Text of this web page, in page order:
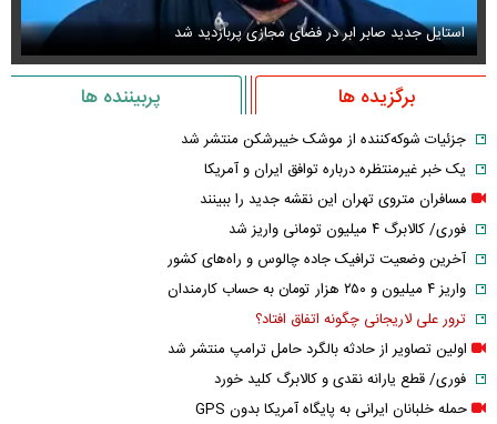
استایل جدید صابر ابر در فضای مجازی پربازدید شد
برگزیده ها پربیننده ها
جزئیات شوکه‌کننده از موشک خیبرشکن منتشر شد
یک خبر غیرمنتظره درباره توافق ایران و آمریکا
مسافران متروی تهران این نقشه جدید را ببینند
فوری/ کالابرگ ۴ میلیون تومانی واریز شد
آخرین وضعیت ترافیک جاده چالوس و راه‌های کشور
واریز ۴ میلیون و ۲۵۰ هزار تومان به حساب کارمندان
ترور علی لاریجانی چگونه اتفاق افتاد؟
اولین تصاویر از حادثه بالگرد حامل ترامپ منتشر شد
فوری/ قطع یارانه نقدی و کالابرگ کلید خورد
حمله خلبانان ایرانی به پایگاه آمریکا بدون GPS